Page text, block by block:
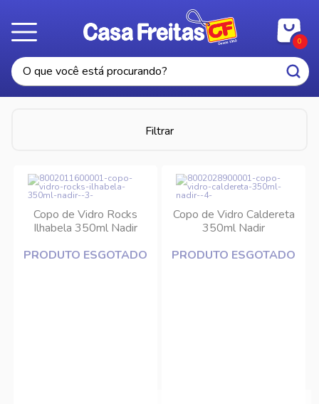
0
Filtrar
Copo de Vidro Rocks
Ilhabela 350ml Nadir
PRODUTO ESGOTADO
Copo de Vidro Caldereta
350ml Nadir
PRODUTO ESGOTADO